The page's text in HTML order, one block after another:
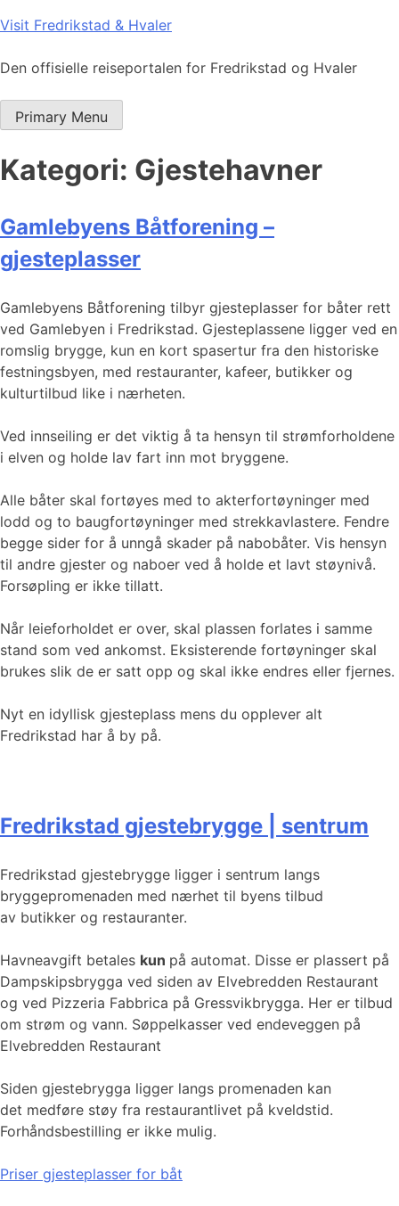
Skip
content
Visit Fredrikstad & Hvaler
Den offisielle reiseportalen for Fredrikstad og Hvaler
Primary Menu
Kategori: Gjestehavner
Gamlebyens Båtforening –
gjesteplasser
Gamlebyens Båtforening tilbyr gjesteplasser for båter rett
ved Gamlebyen i Fredrikstad. Gjesteplassene ligger ved en
romslig brygge, kun en kort spasertur fra den historiske
festningsbyen, med restauranter, kafeer, butikker og
kulturtilbud like i nærheten.
Ved innseiling er det viktig å ta hensyn til strømforholdene
i elven og holde lav fart inn mot bryggene.
Alle båter skal fortøyes med to akterfortøyninger med
lodd og to baugfortøyninger med strekkavlastere. Fendre
begge sider for å unngå skader på nabobåter. Vis hensyn
til andre gjester og naboer ved å holde et lavt støynivå.
Forsøpling er ikke tillatt.
Når leieforholdet er over, skal plassen forlates i samme
stand som ved ankomst. Eksisterende fortøyninger skal
brukes slik de er satt opp og skal ikke endres eller fjernes.
Nyt en idyllisk gjesteplass mens du opplever alt
Fredrikstad har å by på.
Fredrikstad gjestebrygge | sentrum
Fredrikstad gjestebrygge ligger i sentrum langs
bryggepromenaden med nærhet til byens tilbud
av butikker og restauranter.
Havneavgift betales kun på automat. Disse er plassert på
Dampskipsbrygga ved siden av Elvebredden Restaurant
og ved Pizzeria Fabbrica på Gressvikbrygga. Her er tilbud
om strøm og vann. Søppelkasser ved endeveggen på
Elvebredden Restaurant
Siden gjestebrygga ligger langs promenaden kan
det medføre støy fra restaurantlivet på kveldstid.
Forhåndsbestilling er ikke mulig.
Priser gjesteplasser for båt